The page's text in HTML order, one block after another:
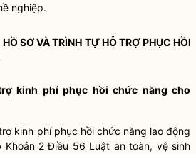
nghiệp.
SƠ VÀ TRÌNH TỰ HỖ TRỢ PHỤC HỒI
kinh phí phục hồi chức năng cho
kinh phí phục hồi chức năng lao động
Khoản 2 Điều 56 Luật an toàn, vệ sinh